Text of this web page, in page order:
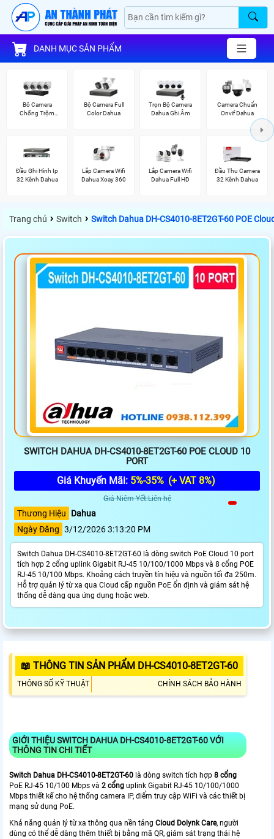
DANH MỤC SẢN PHẨM
Bô Camera
Chống Trộm
Bộ Camera Full
Color Dahua
Trọn Bộ Camera
Dahua Ghi Âm
Camera Chuẩn
Onvif Dahua
Đầu Ghi Hình Ip
32 Kênh Dahua
Lắp Camera Wifi
Dahua Xoay 360
Lắp Camera Wifi
Dahua Full HD
Đầu Thu Camera
32 Kênh Dahua
Trang chủ › Switch › Switch Dahua DH-CS4010-8ET2GT-60 POE
SWITCH DAHUA DH-CS4010-8ET2GT-60 POE CLOUD 10
PORT
Giá Khuyến Mãi: 5%-35% (+ VAT 8%)
Giá Niêm Yết:Liên hệ
Thương Hiệu
Dahua
Ngày Đăng 3/12/2026 3:13:20 PM
Switch Dahua DH-CS4010-8ET2GT-60 là dòng switch PoE Cloud 10 port
tích hợp 2 cổng uplink Gigabit RJ-45 10/100/1000 Mbps và 8 cổng POE
RJ-45 10/100 Mbps. Khoảng cách truyền tín hiệu và nguồn tối đa 250m.
Hỗ trợ quản lý từ xa qua Cloud cấp nguồn PoE ổn định và giám sát hệ
thống dễ dàng qua ứng dụng hoặc web.
📖 THÔNG TIN SẢN PHẨM DH-CS4010-8ET2GT-60
THÔNG SỐ KỸ THUẬT CHÍNH SÁCH BẢO HÀNH
GIỚI THIỆU SWITCH DAHUA DH-CS4010-8ET2GT-60 VỚI
THÔNG TIN CHI TIẾT
Switch Dahua DH-CS4010-8ET2GT-60 là dòng switch tích hợp 8 cổng
PoE RJ-45 10/100 Mbps và 2 cổng uplink Gigabit RJ-45 10/100/1000
Mbps thiết kế cho hệ thống camera IP, điểm truy cập WiFi và các thiết bị
mạng sử dụng PoE.
Khả năng quản lý từ xa thông qua nền tảng Cloud Dolynk Care, người
dùng có thể dễ dàng thêm thiết bị bằng mã QR, giám sát trạng thái hệ